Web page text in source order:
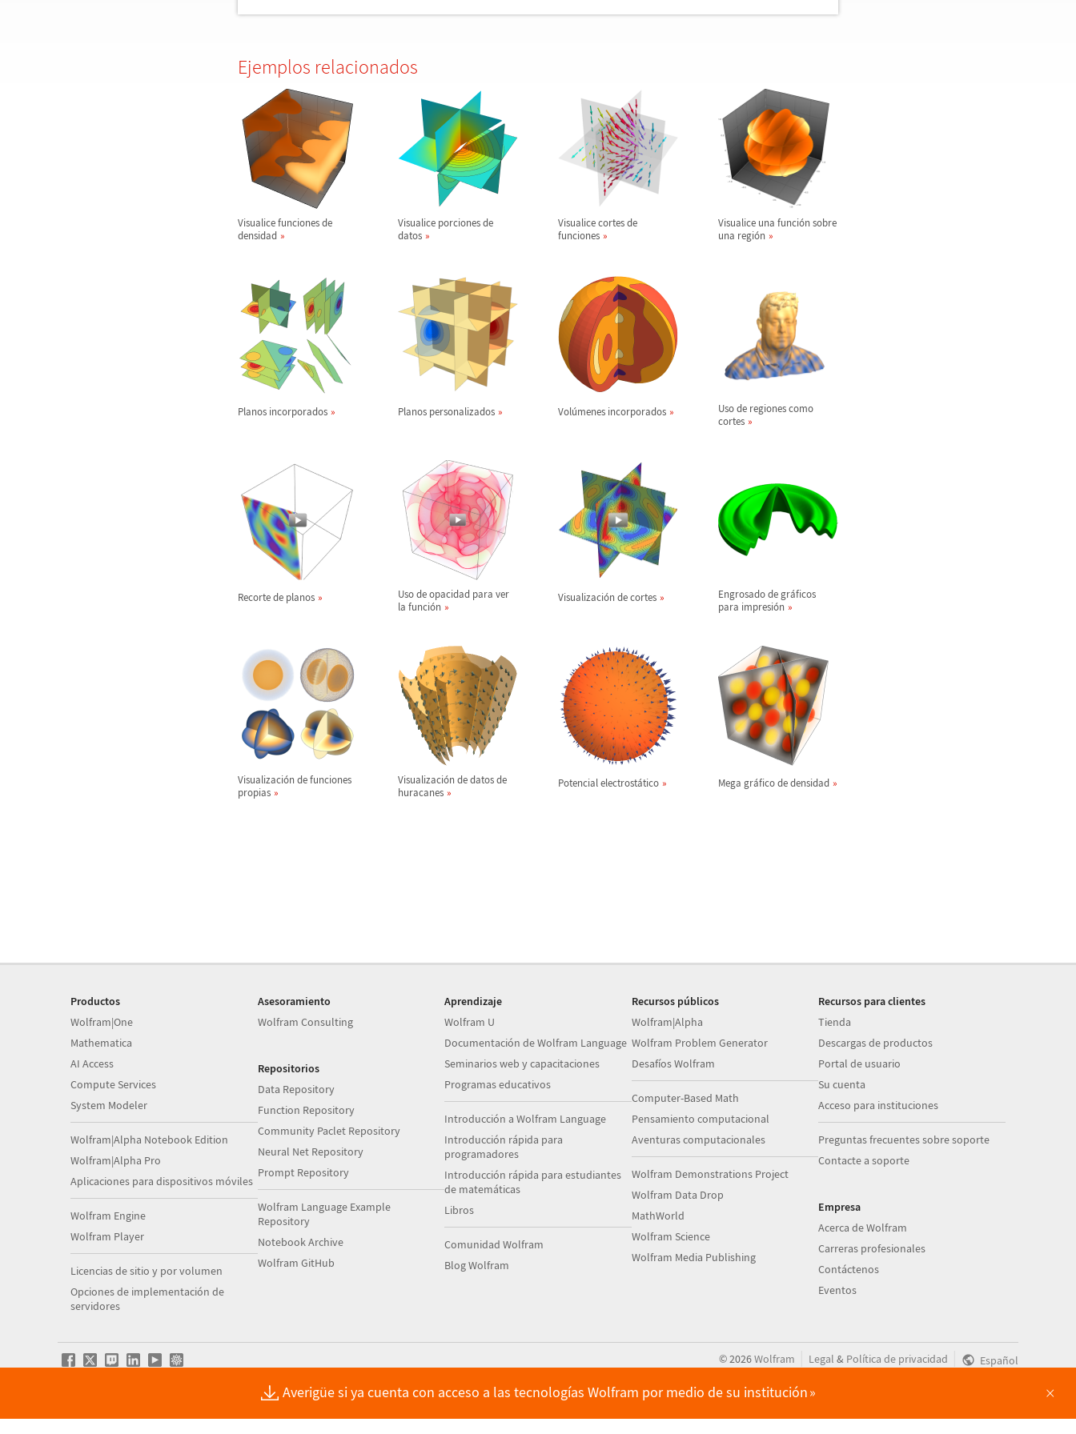
Ejemplos relacionados
Visualice funciones de
densidad
Visualice porciones de
datos
Visualice cortes de
funciones
Visualice una función sobre
una región
Planos incorporados Planos personalizados Volúmenes incorporados
Uso de regiones como
cortes
Recorte de planos
Uso de opacidad para ver
la función
Visualización de cortes Engrosado de gráficos
para impresión
Visualización de funciones
propias
Visualización de datos de
huracanes
Potencial electrostático Mega gráfico de densidad
Productos
Wolfram|One
Mathematica
AI Access
Compute Services
System Modeler
Wolfram|Alpha Notebook Edition
Wolfram|Alpha Pro
Aplicaciones para dispositivos móviles
Wolfram Engine
Wolfram Player
Licencias de sitio y por volumen
Opciones de implementación de
servidores
Asesoramiento
Wolfram Consulting
Repositorios
Data Repository
Function Repository
Community Paclet Repository
Neural Net Repository
Prompt Repository
Wolfram Language Example
Repository
Notebook Archive
Wolfram GitHub
Aprendizaje
Wolfram U
Documentación de Wolfram Language
Seminarios web y capacitaciones
Programas educativos
Introducción a Wolfram Language
Introducción rápida para
programadores
Introducción rápida para estudiantes
de matemáticas
Libros
Comunidad Wolfram
Blog Wolfram
Recursos públicos
Wolfram|Alpha
Wolfram Problem Generator
Desafíos Wolfram
Computer-Based Math
Pensamiento computacional
Aventuras computacionales
Wolfram Demonstrations Project
Wolfram Data Drop
MathWorld
Wolfram Science
Wolfram Media Publishing
Recursos para clientes
Tienda
Descargas de productos
Portal de usuario
Su cuenta
Acceso para instituciones
Preguntas frecuentes sobre soporte
Contacte a soporte
Empresa
Acerca de Wolfram
Carreras profesionales
Contáctenos
Eventos
©2026Wolfram Legal & Política de privacidad Español
Averigüe si ya cuenta con acceso a las tecnologías Wolfram por medio de su institución ×